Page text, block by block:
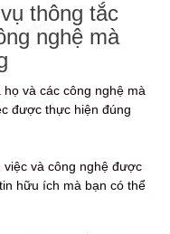
thông tắc
nghệ mà
và các công nghệ mà
được thực hiện đúng
và công nghệ được
hữu ích mà bạn có thể